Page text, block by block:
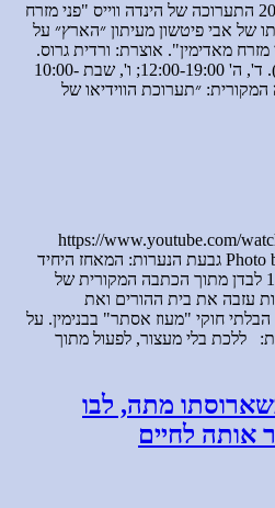
ניו יורק בשיא הקורונה של 2020 התערוכה של הינדה ווייס "פני מזרח
של אבי פיטשון מעיתון ״הארץ״ על
מזרח מאדימין". אוצרת: ורדית גרוס.
ארטפורט (העמל 8, תל אביב). ד', ה' 12:00-19:00; ו', שבת 10:00-
הכתבה המקורית: ״תערוכת הווידיאו של
https://www.youtube.com/
Photo by Toa Heftiba on Unsplash גבעת הנערות: המאחז היחיד
בשטחים שבו גרות בנות 18-13 לבדן מתוך הכתבה המקורית של
עזבה את בית ההורים ואת
חוקי "מעוז אסתר" בבנימין. על
ללכת בלי מעצור, לפעול מתוך
מתה, לבו
אותה לחיים